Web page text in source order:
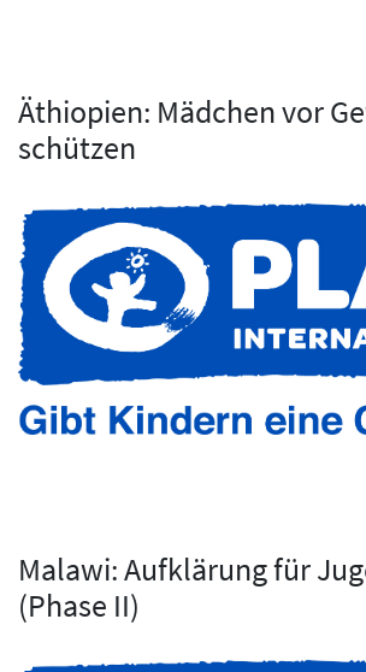
Äthiopien: Mädchen vor
schützen
Malawi: Aufklärung für
(Phase II)